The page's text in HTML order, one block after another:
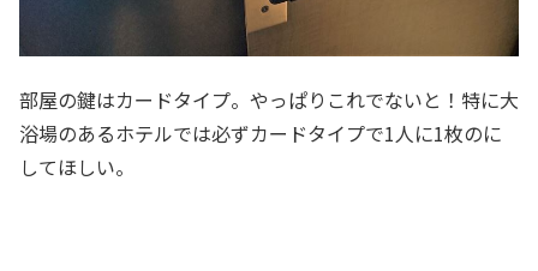
部屋の鍵はカードタイプ。やっぱりこれでないと！特に大
浴場のあるホテルでは必ずカードタイプで1人に1枚のに
してほしい。